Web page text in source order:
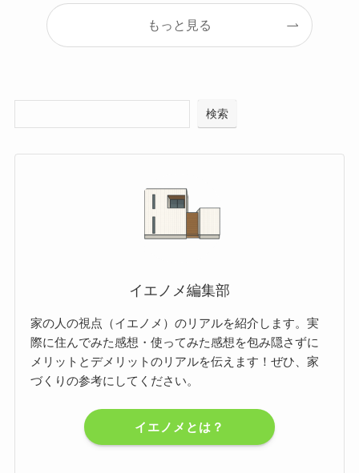
もっと見る
検索
イエノメ編集部
家の人の視点（イエノメ）のリアルを紹介します。実
際に住んでみた感想・使ってみた感想を包み隠さずに
メリットとデメリットのリアルを伝えます！ぜひ、家
づくりの参考にしてください。
イエノメとは？